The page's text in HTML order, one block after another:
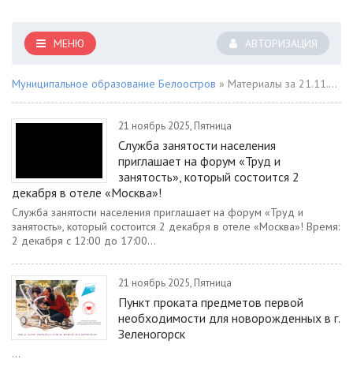
АВТОРИЗАЦИЯ
МЕНЮ
Муниципальное образование Белоостров » Материалы за 21.11.2025
21 ноябрь 2025, Пятница
Служба занятости населения
приглашает на форум «Труд и
занятость», который состоится 2
декабря в отеле «Москва»!
Служба занятости населения приглашает на форум «Труд и
занятость», который состоится 2 декабря в отеле «Москва»! Время:
2 декабря с 12:00 до 17:00...
21 ноябрь 2025, Пятница
Пункт проката предметов первой
необходимости для новорожденных в г.
Зеленогорск
...